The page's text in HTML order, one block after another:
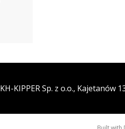
KH-KIPPER Sp. z o.o., Kajetanów